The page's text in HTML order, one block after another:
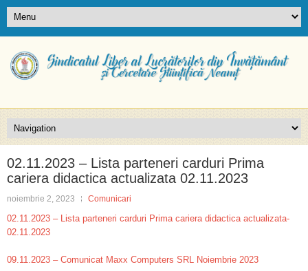
02.11.2023 – Lista parteneri carduri Prima
cariera didactica actualizata 02.11.2023
noiembrie 2, 2023 Comunicari
02.11.2023 – Lista parteneri carduri Prima cariera didactica actualizata-
02.11.2023
09.11.2023 – Comunicat Maxx Computers SRL Noiembrie 2023